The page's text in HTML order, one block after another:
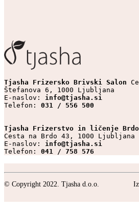
Tjasha Frizersko Brivski Salon
Štefanova 6, 1000 Ljubljana
E-naslov: info@tjasha.si
Telefon: 031 / 556 500
Tjasha Frizerstvo in ličenje Brdo
Cesta na Brdo 43, 1000 Ljubljana
E-naslov: info@tjasha.si
Telefon: 041 / 758 576
© Copyright 2022. Tjasha d.o.o.